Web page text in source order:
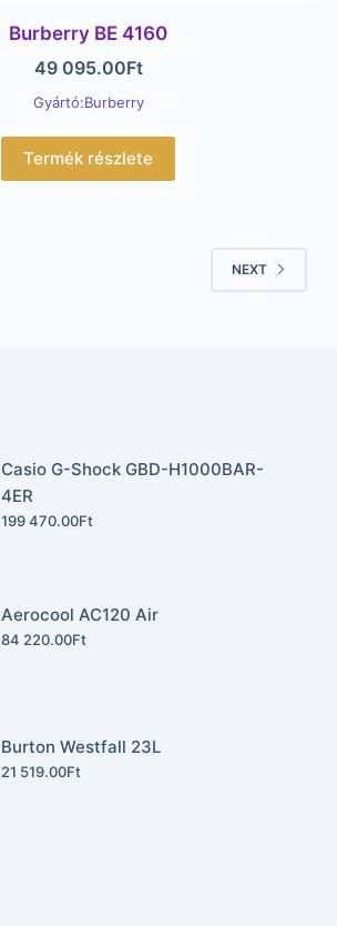
Burberry BE 4160
49 095.00Ft
Gyártó:Burberry
Termék részlete
NEXT
Casio G-Shock GBD-H1000BAR-
4ER
199 470.00Ft
Aerocool AC120 Air
84 220.00Ft
Burton Westfall 23L
21 519.00Ft